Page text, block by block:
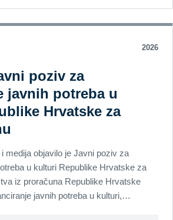
2026
poziv za
javnih potreba u
Hrvatske za
medija objavilo je Javni poziv za
u kulturi Republike Hrvatske za
iz proračuna Republike Hrvatske
javnih potreba u kulturi,…